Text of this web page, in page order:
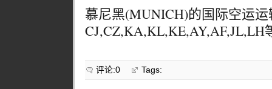
慕尼黑(MUNICH)的国际空运
CJ,CZ,KA,KL,KE,AY,AF,JL,LH
评论:0 Tags: